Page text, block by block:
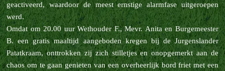
geactiveerd, waardoor de meest ernstige alarmfase uitgeroepen
werd.
Omdat om 20.00 uur Wethouder F., Mevr. Anita en Burgemeester
B. een gratis maaltijd aangeboden kregen bij de Jurgenslander
Patatkraam, onttrokken zij zich stilletjes en onopgemerkt aan de
chaos om te gaan genieten van een overheerlijk bord friet met een